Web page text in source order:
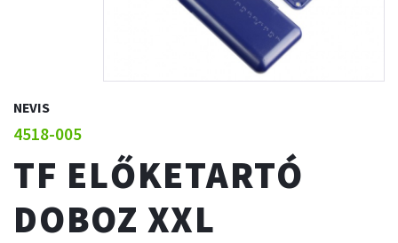
NEVIS
4518-005
TF ELŐKETARTÓ
DOBOZ XXL